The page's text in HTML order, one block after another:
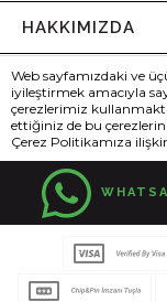
HAKKIMIZDA
Web sayfamızdaki ve
iyileştirmek amacıyla
çerezlerimiz
ettiğiniz de bu
Çerez Politikamıza